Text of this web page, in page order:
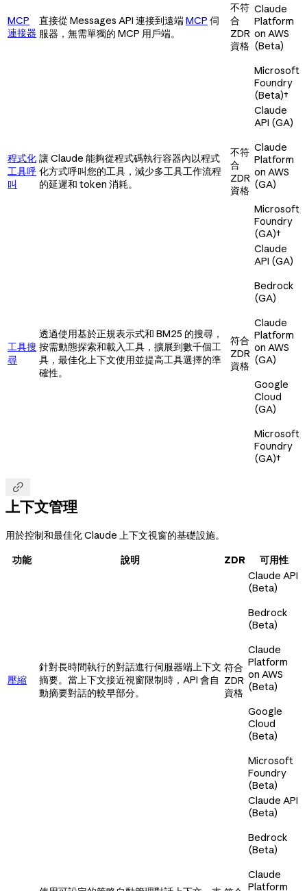
MCP
連接器
直接從 Messages API 連接到遠端MCP 伺
服器，無需單獨的 MCP 用戶端。
不符
合
ZDR
資格
Claude
Platform
on AWS
(Beta)
Microsoft
Foundry
(Beta)†
程式化
工具呼
叫
讓 Claude 能夠從程式碼執行容器內以程式
化方式呼叫您的工具，減少多工具工作流程
的延遲和 token 消耗。
不符
合
ZDR
資格
Claude
API (GA)
Claude
Platform
on AWS
(GA)
Microsoft
Foundry
(GA)†
工具搜
尋
透過使用基於正規表示式和 BM25 的搜尋，
按需動態探索和載入工具，擴展到數千個工
具，最佳化上下文使用並提高工具選擇的準
確性。
符合
ZDR
資格
Claude
API (GA)
Bedrock
(GA)
Claude
Platform
on AWS
(GA)
Google
Cloud
(GA)
Microsoft
Foundry
(GA)†

上下文管理
用於控制和最佳化 Claude 上下文視窗的基礎設施。
功能
說明 ZDR 可用性
壓縮
針對長時間執行的對話進行伺服器端上下文
摘要。當上下文接近視窗限制時，API 會自
動摘要對話的較早部分。
符合
ZDR
資格
Claude API
(Beta)
Bedrock
(Beta)
Claude
Platform
on AWS
(Beta)
Google
Cloud
(Beta)
Microsoft
Foundry
(Beta)
Claude API
(Beta)
Bedrock
(Beta)
Claude
Platform